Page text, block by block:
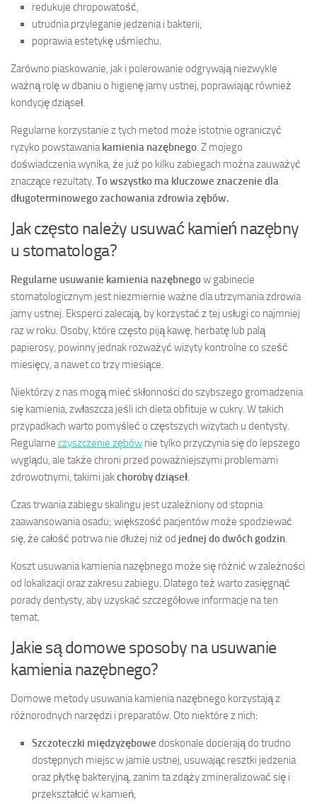
redukuje chropowatość,
utrudnia przyleganie jedzenia i bakterii,
poprawia estetykę uśmiechu.
Zarówno piaskowanie, jak i polerowanie odgrywają niezwykle
ważną rolę w dbaniu o higienę jamy ustnej, poprawiając również
kondycję dziąseł.
Regularne korzystanie z tych metod może istotnie ograniczyć
ryzyko powstawaniakamienia nazębnego. Z mojego
doświadczenia wynika, że już po kilku zabiegach można zauważyć
znaczące rezultaty. To wszystko ma kluczowe znaczenie dla
długoterminowego zachowania zdrowia zębów.
Jak często należy usuwać kamień nazębny
u stomatologa?
Regularne usuwanie kamienia nazębnegow gabinecie
stomatologicznym jest niezmiernie ważne dla utrzymania zdrowia
jamy ustnej. Eksperci zalecają, by korzystać z tej usługi co najmniej
raz w roku. Osoby, które często piją kawę, herbatę lub palą
papierosy, powinny jednak rozważyć wizyty kontrolne co sześć
miesięcy, a nawet co trzy miesiące.
Niektórzy z nas mogą mieć skłonności do szybszego gromadzenia
się kamienia, zwłaszcza jeśli ich dieta obfituje w cukry. W takich
przypadkach warto pomyśleć o częstszych wizytach u dentysty.
Regularne czyszczenie zębów nie tylko przyczynia się do lepszego
wyglądu, ale także chroni przed poważniejszymi problemami
zdrowotnymi, takimi jakchoroby dziąseł.
Czas trwania zabiegu skalingu jest uzależniony od stopnia
zaawansowania osadu; większość pacjentów może spodziewać
się, że całość potrwa nie dłużej niż od jednej do dwóch godzin.
Koszt usuwania kamienia nazębnego może się różnić w zależności
od lokalizacji oraz zakresu zabiegu. Dlatego też warto zasięgnąć
porady dentysty, aby uzyskać szczegółowe informacje na ten
temat.
Jakie są domowe sposoby na usuwanie
kamienia nazębnego?
Domowe metody usuwania kamienia nazębnego korzystają z
różnorodnych narzędzi i preparatów. Oto niektóre z nich:
Szczoteczki międzyzębowe doskonale docierają do trudno
dostępnych miejsc w jamie ustnej, usuwając resztki jedzenia
oraz płytkę bakteryjną, zanim ta zdąży zmineralizować się i
przekształcić w kamień,